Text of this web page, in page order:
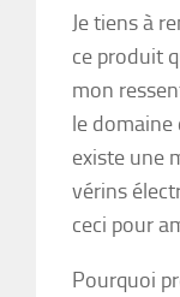
Je tiens à
ce produit
mon
le domaine
existe une
vérins
ceci pour
Pourquoi